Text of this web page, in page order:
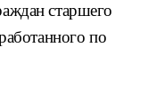
старшего
по